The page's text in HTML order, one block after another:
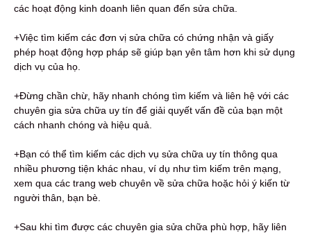
các hoạt động kinh doanh liên quan đến sửa chữa.
+Việc tìm kiếm các đơn vị sửa chữa có chứng nhận và giấy
phép hoạt động hợp pháp sẽ giúp bạn yên tâm hơn khi sử dụng
dịch vụ của họ.
+Đừng chần chừ, hãy nhanh chóng tìm kiếm và liên hệ với các
chuyên gia sửa chữa uy tín để giải quyết vấn đề của bạn một
cách nhanh chóng và hiệu quả.
+Bạn có thể tìm kiếm các dịch vụ sửa chữa uy tín thông qua
nhiều phương tiện khác nhau, ví dụ như tìm kiếm trên mạng,
xem qua các trang web chuyên về sửa chữa hoặc hỏi ý kiến từ
người thân, bạn bè.
+Sau khi tìm được các chuyên gia sửa chữa phù hợp, hãy liên